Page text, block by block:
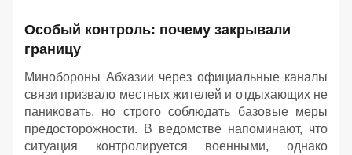
Особый контроль: почему закрывали
границу
Минобороны Абхазии через официальные каналы
связи призвало местных жителей и отдыхающих не
паниковать, но строго соблюдать базовые меры
предосторожности. В ведомстве напоминают, что
ситуация контролируется военными, однако